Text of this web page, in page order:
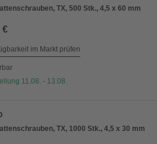
TX, 500 Stk., 4,5 x 60 mm
€
im Markt prüfen
11.08. - 13.08.
TX, 1000 Stk., 4,5 x 30 mm